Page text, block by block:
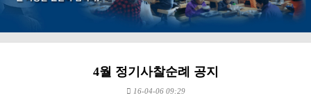
4월 정기사찰순례 공지
16-04-06 09:29